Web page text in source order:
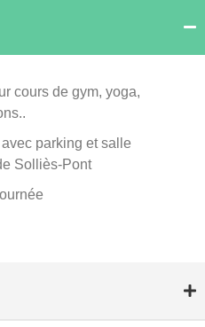
cours de gym, yoga,
parking et salle
Solliès-Pont